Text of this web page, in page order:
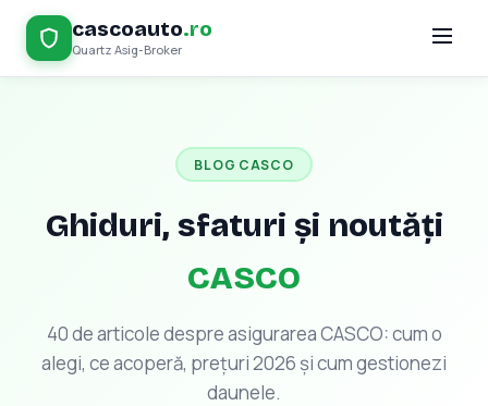
cascoauto.ro
Quartz Asig-Broker
BLOG CASCO
Ghiduri, sfaturi și noutăți
CASCO
40 de articole despre asigurarea CASCO: cum o
alegi, ce acoperă, prețuri 2026 și cum gestionezi
daunele.